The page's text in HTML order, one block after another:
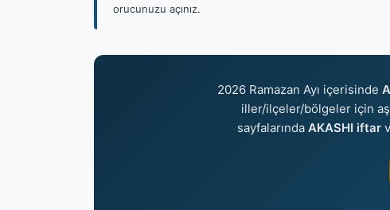
orucunuzu açınız.
2026 Ramazan Ayı içerisinde
iller/ilçeler/bölgeler için
sayfalarında AKASHI iftar